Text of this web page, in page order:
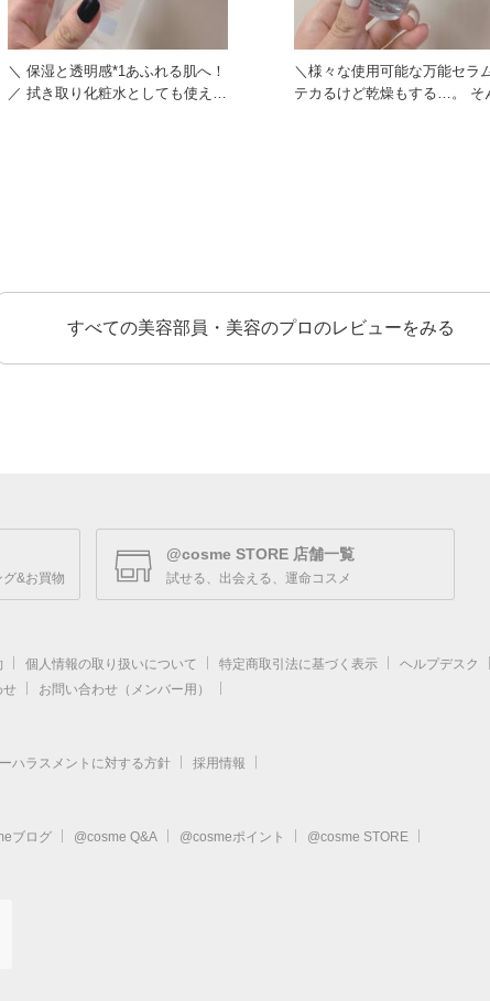
＼ 保湿と透明感*1あふれる肌へ！
／ 拭き取り化粧水としても使え
＼様々な使用可能な万能セラ
テカるけど乾燥もする…。 そ
すべての美容部員・美容のプロのレビューをみる
&お買物
@cosme STORE 店舗一覧
試せる、出会える、運命コスメ
個人情報の取り扱いについて 特定商取引法に基づく表示
ヘルプデスク
お問い合わせ（メンバー用）
ハラスメントに対する方針 採用情報
ブログ @cosme Q&A @cosmeポイント
@cosme STORE